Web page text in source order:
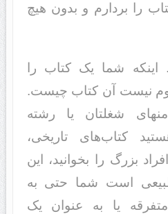
را بردارم و بدون هیچ
شما یک کتاب را
نیست آن کتاب چیست.
شغلتان یا رشته
کتاب‌های تاریخی،
بزرگ را بخوانید، این
است شما حتی به
یا به عنوان یک